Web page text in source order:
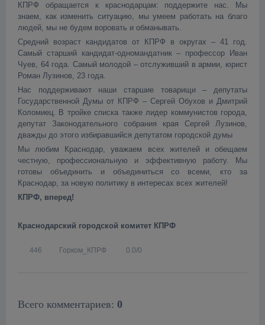
КПРФ обращается к краснодарцам: поддержите нас. Мы
знаем, как изменить ситуацию, мы умеем работать на благо
людей, мы не будем воровать и обманывать.
Средний возраст кандидатов от КПРФ в округах – 41 год.
Самый старший кандидат-одномандатник – профессор Иван
Чуев, 64 года. Самый молодой – отслуживший в армии, юрист
Роман Лузинов, 23 года.
Нас поддерживают наши старшие товарищи – депутаты
Государственной Думы от КПРФ – Сергей Обухов и Дмитрий
Коломиец. В тройке списка также лидер коммунистов города,
депутат Законодательного собрания края Сергей Лузинов,
дважды до этого избиравшийся депутатом городской думы
Мы любим Краснодар, уважаем всех жителей и обещаем
честную, профессиональную и эффективную работу. Мы
готовы объединить и объединиться со всеми, кто за
Краснодар, за новую политику в интересах всех жителей!
КПРФ, вперед!
Краснодарский городской комитет КПРФ
446 Горком_КПРФ 0.0/0
Всего комментариев: 0